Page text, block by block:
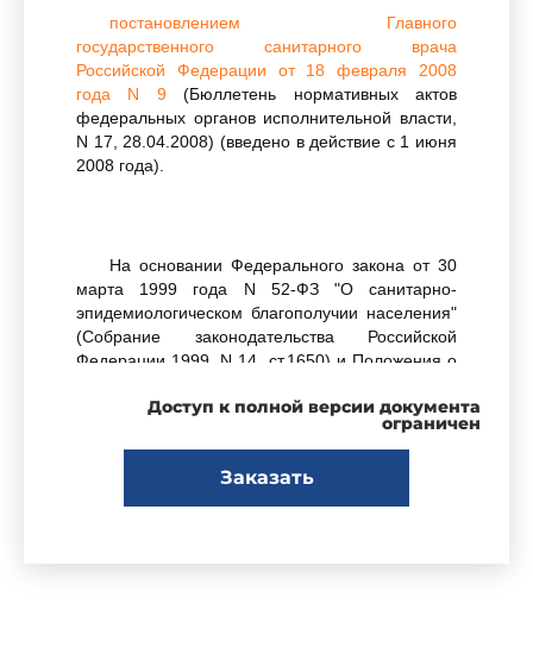
постановлением Главного
государственного санитарного врача
Российской Федерации от 18 февраля 2008
года N 9(Бюллетень нормативных актов
федеральных органов исполнительной власти,
N 17, 28.04.2008) (введено в действие с 1 июня
2008 года).
На основании Федерального закона от 30
марта 1999 года N 52-ФЗ "О санитарно-
эпидемиологическом благополучии населения"
(Собрание законодательства Российской
Федерации 1999, N 14, ст.1650) и Положения о
эпидемиологическом нормировании,
утвержденного постановлением Правительства
Российской Федерации от 24 июля 2000 года N
554 (Собрание законодательства Российской
Федерации, 2000, N 31, ст.3295),
Доступ к полной версии документа
ограничен
Заказать